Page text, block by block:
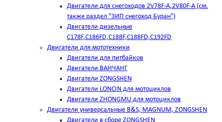
Двигатели для снегоходов 2V78F-A,2V80F-A (см.
также раздел "ЗИП снегоход Буран")
Двигатели дизельные
C178F,С186FD,C188F,C188FD,C192FD
Двигатели для мототехники
Двигатели для питбайков
Двигатели ВАНЧАНГ
Двигатели ZONGSHEN
Двигатели LONCIN для мотоциклов
Двигатели ZHONGMU для мотоциклов
Двигатели универсальные B&S, MAGNUM, ZONGSHEN
Двигатели в сборе ZONGSHEN